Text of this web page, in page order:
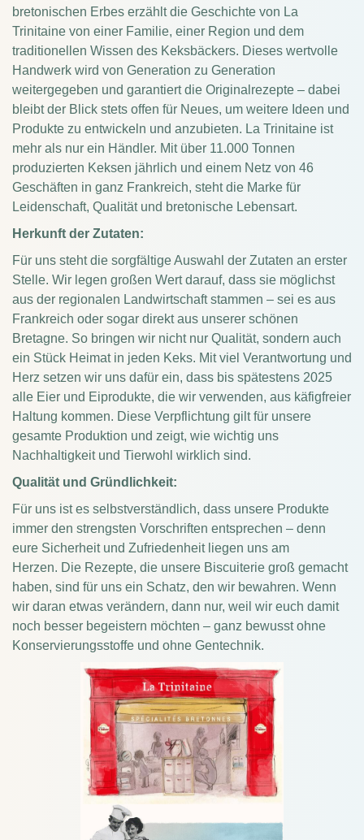
bretonischen Erbes erzählt die Geschichte von La
Trinitaine von einer Familie, einer Region und dem
traditionellen Wissen des Keksbäckers. Dieses wertvolle
Handwerk wird von Generation zu Generation
weitergegeben und garantiert die Originalrezepte – dabei
bleibt der Blick stets offen für Neues, um weitere Ideen und
Produkte zu entwickeln und anzubieten. La Trinitaine ist
mehr als nur ein Händler. Mit über 11.000 Tonnen
produzierten Keksen jährlich und einem Netz von 46
Geschäften in ganz Frankreich, steht die Marke für
Leidenschaft, Qualität und bretonische Lebensart.
Herkunft der Zutaten:
Für uns steht die sorgfältige Auswahl der Zutaten an erster
Stelle. Wir legen großen Wert darauf, dass sie möglichst
aus der regionalen Landwirtschaft stammen – sei es aus
Frankreich oder sogar direkt aus unserer schönen
Bretagne. So bringen wir nicht nur Qualität, sondern auch
ein Stück Heimat in jeden Keks. Mit viel Verantwortung und
Herz setzen wir uns dafür ein, dass bis spätestens 2025
alle Eier und Eiprodukte, die wir verwenden, aus käfigfreier
Haltung kommen. Diese Verpflichtung gilt für unsere
gesamte Produktion und zeigt, wie wichtig uns
Nachhaltigkeit und Tierwohl wirklich sind.
Qualität und Gründlichkeit:
Für uns ist es selbstverständlich, dass unsere Produkte
immer den strengsten Vorschriften entsprechen – denn
eure Sicherheit und Zufriedenheit liegen uns am
Herzen. Die Rezepte, die unsere Biscuiterie groß gemacht
haben, sind für uns ein Schatz, den wir bewahren. Wenn
wir daran etwas verändern, dann nur, weil wir euch damit
noch besser begeistern möchten – ganz bewusst ohne
Konservierungsstoffe und ohne Gentechnik.